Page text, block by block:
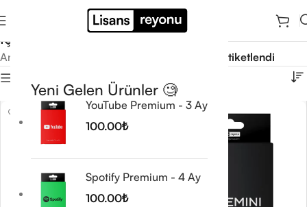
Yeni Gelen Ürünler 🧐
YouTube Premium - 3 Ay
100.00₺
Spotify Premium - 4 Ay
100.00₺
İçerik Yöneticisi
Ana Sayfa
Ürünler “İçerik Yöneticisi” olarak etiketlendi